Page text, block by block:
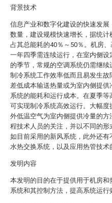
背景技术
信息产业和数字化建设的快速发展
数量，建设规模快速增长，据统
占其总能耗的40％～50％。机房、
一年四季需连续运行，在室内侧
的季节，常规的空调系统仍需继续
制冷系统工作效率低而且易发生故
差低成本输送热量或为室内侧提供
系统的能耗和运行成本。在夏季
可实现制冷系统高效运行。大幅度
外低温空气为室内侧提供冷量的
程技术人员的关注，并以不同的形
如目前采用的新风系统，此外还有
水热交换系统，以及应用热管技术
发明内容
本发明的目的在于提供用于机房和
系统和其控制方法，提高系统运行